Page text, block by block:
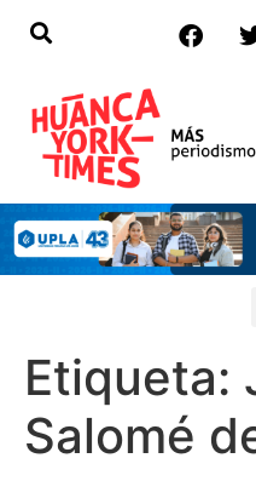
Etiqueta:
Salomé